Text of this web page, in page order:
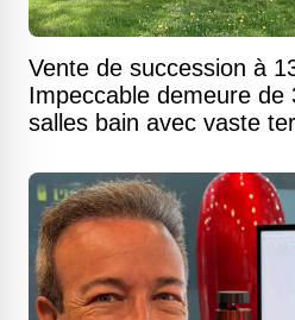
Vente de succession à
Impeccable demeure de
salles bain avec vaste